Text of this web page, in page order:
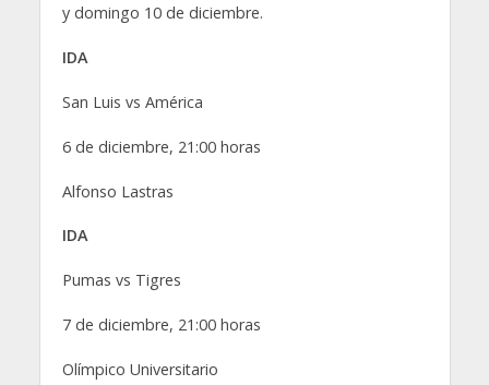
y domingo 10 de diciembre.
IDA
San Luis vs América
6 de diciembre, 21:00 horas
Alfonso Lastras
IDA
Pumas vs Tigres
7 de diciembre, 21:00 horas
Olímpico Universitario